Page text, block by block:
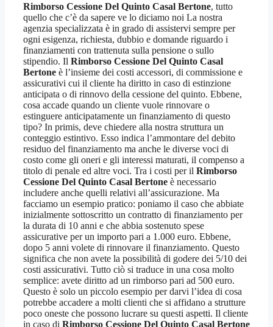
Rimborso Cessione Del Quinto Casal Bertone, tutto
quello che c’è da sapere ve lo diciamo noi La nostra
agenzia specializzata è in grado di assistervi sempre per
ogni esigenza, richiesta, dubbio e domande riguardo i
finanziamenti con trattenuta sulla pensione o sullo
stipendio. Il Rimborso Cessione Del Quinto Casal
Bertone è l’insieme dei costi accessori, di commissione e
assicurativi cui il cliente ha diritto in caso di estinzione
anticipata o di rinnovo della cessione del quinto. Ebbene,
cosa accade quando un cliente vuole rinnovare o
estinguere anticipatamente un finanziamento di questo
tipo? In primis, deve chiedere alla nostra struttura un
conteggio estintivo. Esso indica l’ammontare del debito
residuo del finanziamento ma anche le diverse voci di
costo come gli oneri e gli interessi maturati, il compenso a
titolo di penale ed altre voci. Tra i costi per il Rimborso
Cessione Del Quinto Casal Bertone è necessario
includere anche quelli relativi all’assicurazione. Ma
facciamo un esempio pratico: poniamo il caso che abbiate
inizialmente sottoscritto un contratto di finanziamento per
la durata di 10 anni e che abbia sostenuto spese
assicurative per un importo pari a 1.000 euro. Ebbene,
dopo 5 anni volete di rinnovare il finanziamento. Questo
significa che non avete la possibilità di godere dei 5/10 dei
costi assicurativi. Tutto ciò si traduce in una cosa molto
semplice: avete diritto ad un rimborso pari ad 500 euro.
Questo è solo un piccolo esempio per darvi l’idea di cosa
potrebbe accadere a molti clienti che si affidano a strutture
poco oneste che possono lucrare su questi aspetti. Il cliente
in caso di Rimborso Cessione Del Quinto Casal Bertone